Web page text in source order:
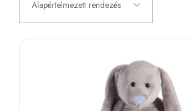
Alapértelmezett rendezés